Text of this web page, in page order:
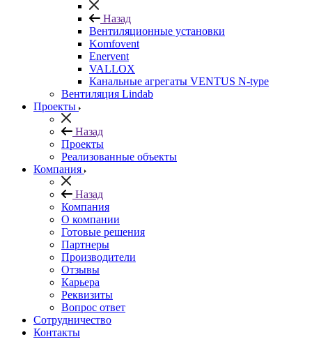
Назад
Вентиляционные установки
Komfovent
Enervent
VALLOX
Канальные агрегаты VENTUS N-type
Вентиляция Lindab
Проекты
Назад
Проекты
Реализованные объекты
Компания
Назад
Компания
О компании
Готовые решения
Партнеры
Производители
Отзывы
Карьера
Реквизиты
Вопрос ответ
Сотрудничество
Контакты